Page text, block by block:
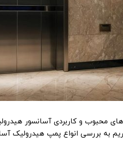
محبوب و کاربردی آسانسور
بررسی انواع پمپ هیدرولیک